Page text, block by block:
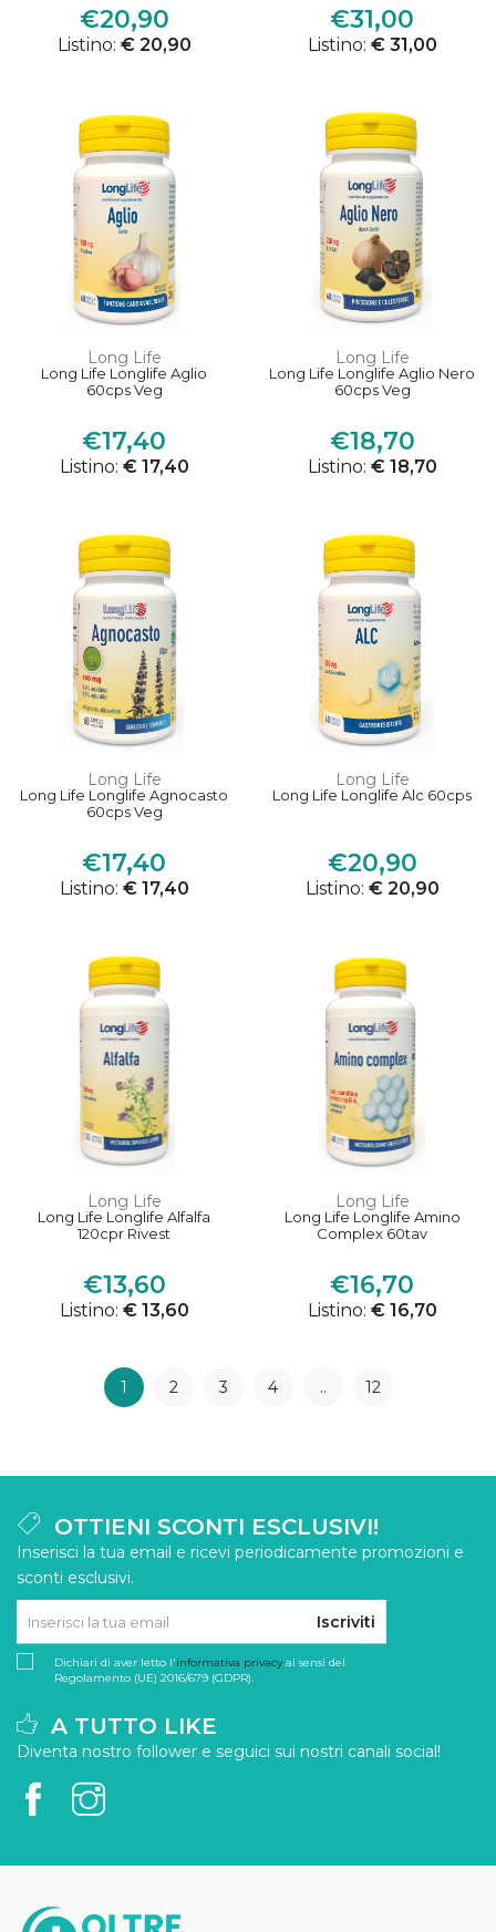
€20,90
Listino: € 20,90
€31,00
Listino: € 31,00
Long Life
Long Life Longlife Aglio
60cps Veg
€17,40
Listino: € 17,40
Long Life
Long Life Longlife Aglio Nero
60cps Veg
€18,70
Listino: € 18,70
Long Life
Long Life Longlife Agnocasto
60cps Veg
€17,40
Listino: € 17,40
Long Life
Long Life Longlife Alc 60cps
€20,90
Listino: € 20,90
Long Life
Long Life Longlife Alfalfa
120cpr Rivest
€13,60
Listino: € 13,60
Long Life
Long Life Longlife Amino
Complex 60tav
€16,70
Listino: € 16,70
1 2 3 4 .. 12
OTTIENI SCONTI ESCLUSIVI!
Inserisci la tua email e ricevi periodicamente promozioni e
sconti esclusivi.
Iscriviti
Dichiari di aver letto l'informativa privacyai sensi del
Regolamento (UE) 2016/679 (GDPR).
A TUTTO LIKE
Diventa nostro follower e seguici sui nostri canali social!